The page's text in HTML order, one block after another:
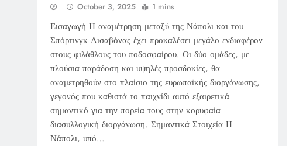
October 3, 2025 1 mins
Εισαγωγή Η αναμέτρηση μεταξύ της Νάπολι και του
Σπόρτινγκ Λισαβόνας έχει προκαλέσει μεγάλο ενδιαφέρον
στους φιλάθλους του ποδοσφαίρου. Οι δύο ομάδες, με
πλούσια παράδοση και υψηλές προσδοκίες, θα
αναμετρηθούν στο πλαίσιο της ευρωπαϊκής διοργάνωσης,
γεγονός που καθιστά το παιχνίδι αυτό εξαιρετικά
σημαντικό για την πορεία τους στην κορυφαία
διασυλλογική διοργάνωση. Σημαντικά Στοιχεία Η
Νάπολι, υπό…